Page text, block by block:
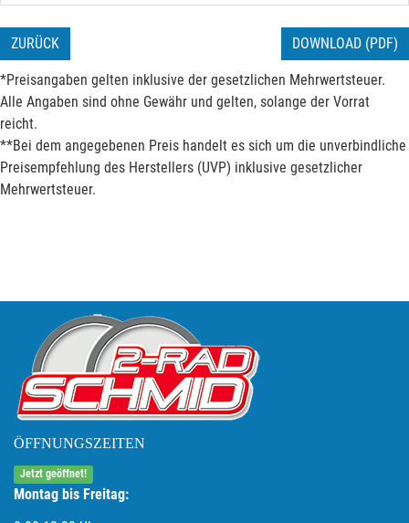
ZURÜCK DOWNLOAD (PDF)
*Preisangaben gelten inklusive der gesetzlichen Mehrwertsteuer.
Alle Angaben sind ohne Gewähr und gelten, solange der Vorrat
reicht.
**Bei dem angegebenen Preis handelt es sich um die unverbindliche
Preisempfehlung des Herstellers (UVP) inklusive gesetzlicher
Mehrwertsteuer.
ÖFFNUNGSZEITEN
Jetzt geöffnet!
Montag bis Freitag: